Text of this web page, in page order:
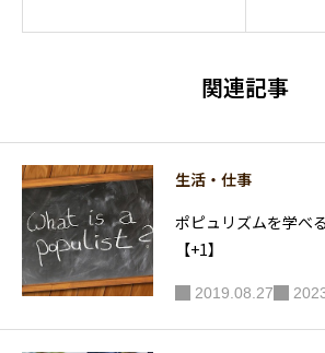
寝るべ
し】
関連記事
生活・仕事
ポピュリズムを学べ
【+1】
2019.08.27